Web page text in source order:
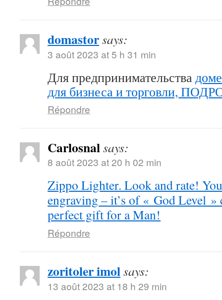
domastorsays:
3 août 2023 at 5 h 31 min
Для предпринимательства
для бизнеса и торговли,
Répondre
Carlosnalsays:
8 août 2023 at 20 h 02 min
Zippo Lighter. Look and rate!
engraving – it’s of « God Level
perfect gift for a Man!
Répondre
zoritoler imolsays:
13 août 2023 at 18 h 29 min